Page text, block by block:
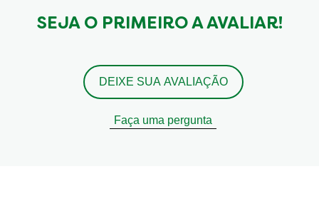
SEJA O PRIMEIRO A AVALIAR!
DEIXE SUA AVALIAÇÃO
Faça uma pergunta